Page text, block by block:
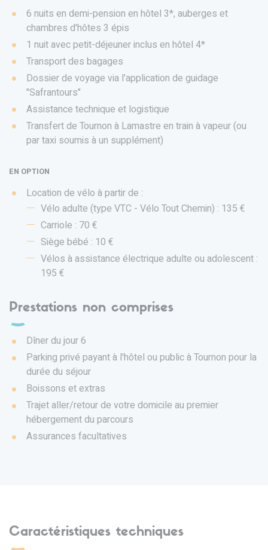
6 nuits en demi-pension en hôtel 3*, auberges et
chambres d'hôtes 3 épis
1 nuit avec petit-déjeuner inclus en hôtel 4*
Transport des bagages
Dossier de voyage via l’application de guidage
"Safrantours"
Assistance technique et logistique
Transfert de Tournon à Lamastre en train à vapeur (ou
par taxi soumis à un supplément)
EN OPTION
Location de vélo à partir de :
Vélo adulte (type VTC - Vélo Tout Chemin) : 135 €
Carriole : 70 €
Siège bébé : 10 €
Vélos à assistance électrique adulte ou adolescent :
195 €
Prestations non comprises
Dîner du jour 6
Parking privé payant à l'hôtel ou public à Tournon pour la
durée du séjour
Boissons et extras
Trajet aller/retour de votre domicile au premier
hébergement du parcours
Assurances facultatives
Caractéristiques techniques